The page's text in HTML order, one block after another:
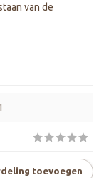
van de
toevoegen